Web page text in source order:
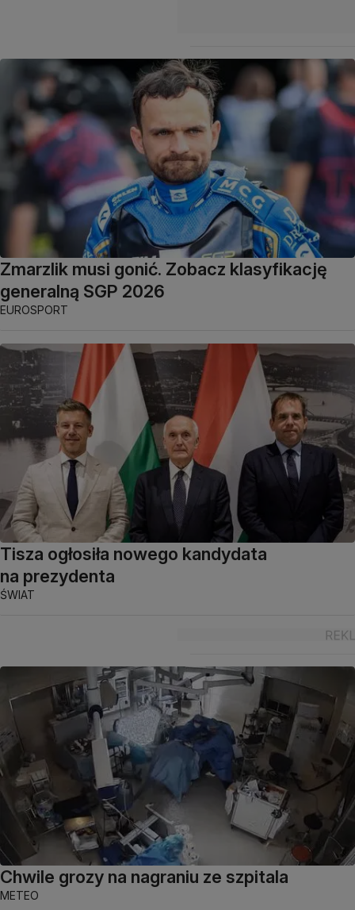
Zmarzlik musi gonić. Zobacz klasyfikację
generalną SGP 2026
EUROSPORT
Tisza ogłosiła nowego kandydata
na prezydenta
ŚWIAT
Chwile grozy na nagraniu ze szpitala
METEO